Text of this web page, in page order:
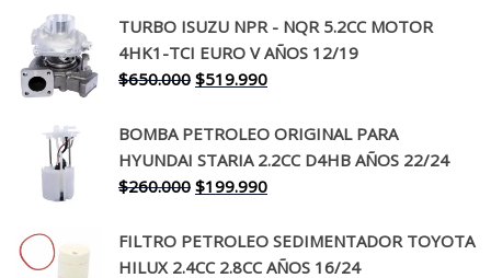
original
era:
$130.000.
actual
es:
$94.990.
TURBO ISUZU NPR - NQR 5.2CC MOTOR
4HK1-TCI EURO V AÑOS 12/19
$650.000 El
original
era:
$650.000.
$519.990El
actual
es:
$519.990.
BOMBA PETROLEO ORIGINAL PARA
HYUNDAI STARIA 2.2CC D4HB AÑOS 22/24
$260.000 El
original
era:
$199.990El
actual
es:
FILTRO PETROLEO SEDIMENTADOR TOYOTA
HILUX 2.4CC 2.8CC AÑOS 16/24